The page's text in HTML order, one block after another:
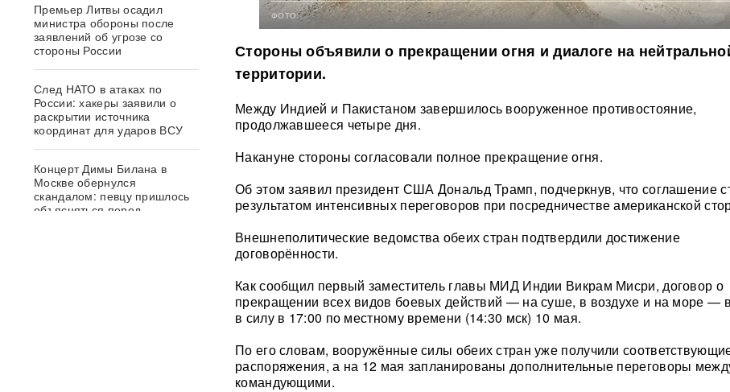
Премьер Литвы осадил
министра обороны после
заявлений об угрозе со
стороны России
След НАТО в атаках по
России: хакеры заявили о
раскрытии источника
координат для ударов ВСУ
Концерт Димы Билана в
Москве обернулся
скандалом: певцу пришлось
объясняться перед
ФОТО:
Стороны объявили о прекращении огня и диалоге на
территории.
Между Индией и Пакистаном завершилось вооруженное противостояние,
продолжавшееся четыре дня.
Накануне стороны согласовали полное прекращение огня.
Об этом заявил президент США Дональд Трамп, подчеркнув, что соглашение
результатом интенсивных переговоров при посредничестве американской
Внешнеполитические ведомства обеих стран подтвердили достижение
договорённости.
Как сообщил первый заместитель главы МИД Индии Викрам Мисри, договор о
прекращении всех видов боевых действий — на суше, в воздухе и на море —
в силу в 17:00 по местному времени (14:30 мск) 10 мая.
По его словам, вооружённые силы обеих стран уже получили
распоряжения, а на 12 мая запланированы дополнительные переговоры
командующими.